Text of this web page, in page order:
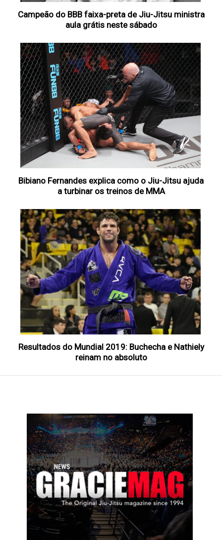
Campeão do BBB faixa-preta de Jiu-Jitsu ministra
aula grátis neste sábado
Bibiano Fernandes explica como o Jiu-Jitsu ajuda
a turbinar os treinos de MMA
Resultados do Mundial 2019: Buchecha e Nathiely
reinam no absoluto